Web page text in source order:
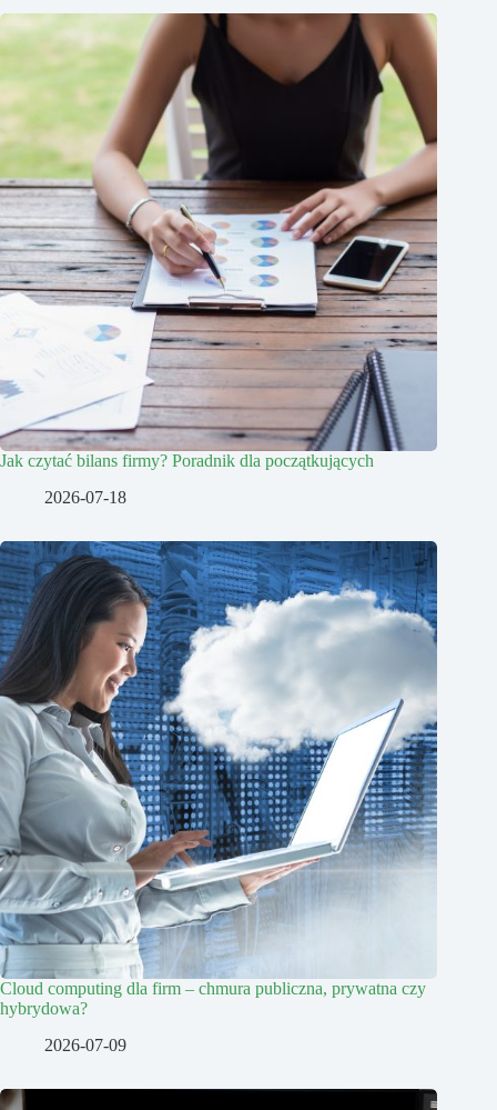
Jak czytać bilans firmy? Poradnik dla początkujących
2026-07-18
Cloud computing dla firm – chmura publiczna, prywatna czy
hybrydowa?
2026-07-09